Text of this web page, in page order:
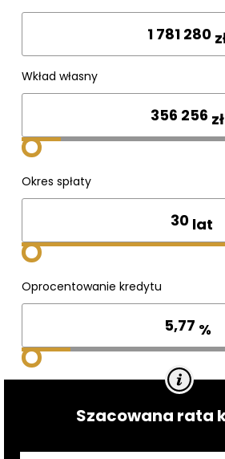
Wkład własny
zł
Okres spłaty
lat
Oprocentowanie kredytu
%
Szacowana rata